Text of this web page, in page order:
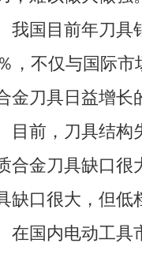
国目前年刀具销
，不仅与国际
金刀具日益增长
前，刀具结构失
合金刀具缺口很
缺口很大，但低
国内电动工具市